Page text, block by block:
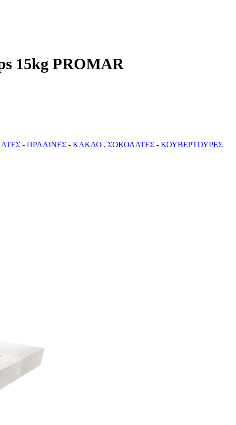
15kg PROMAR
- ΠΡΑΛΙΝΕΣ - ΚΑΚΑΟ , ΣΟΚΟΛΑΤΕΣ - ΚΟΥΒΕΡΤΟΥΡΕΣ